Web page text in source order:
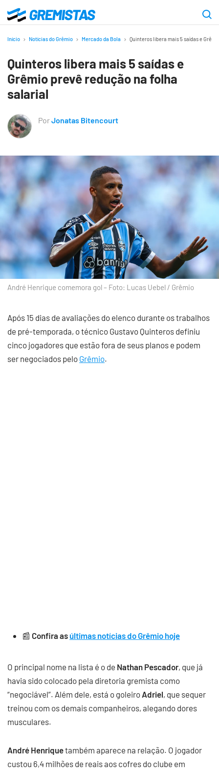
para
principal
Gremistas
Início Notícias do Grêmio Mercado da Bola Quinteros libera mais 5 saídas e
Quinteros libera mais 5 saídas e
Grêmio prevê redução na folha
salarial
PorJonatas Bitencourt
André Henrique comemora gol – Foto: Lucas Uebel / Grêmio
Após 15 dias de avaliações do elenco durante os trabalhos
de pré-temporada, o técnico Gustavo Quinteros definiu
cinco jogadores que estão fora de seus planos e podem
ser negociados pelo Grêmio.
📰 Confira as últimas notícias do Grêmio hoje
O principal nome na lista é o de Nathan Pescador, que já
havia sido colocado pela diretoria gremista como
“negociável”. Além dele, está o goleiro Adriel, que sequer
treinou com os demais companheiros, alegando dores
musculares.
André Henriquetambém aparece na relação. O jogador
custou 6,4 milhões de reais aos cofres do clube em